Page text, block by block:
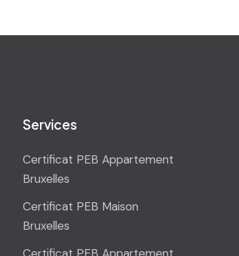
Services
Certificat PEB Appartement
Bruxelles
Certificat PEB Maison
Bruxelles